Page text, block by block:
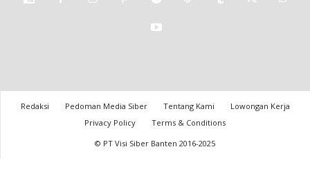
Redaksi Pedoman Media Siber Tentang Kami
Lowongan Kerja
Privacy Policy
Terms & Conditions
© PT Visi Siber Banten 2016-2025